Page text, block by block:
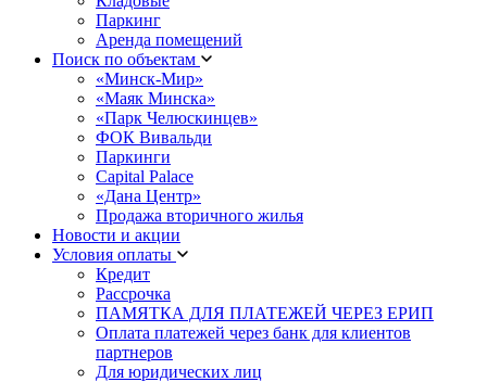
Паркинг
Аренда помещений
Поиск по объектам
«Минск-Мир»
«Маяк Минска»
«Парк Челюскинцев»
ФОК Вивальди
Паркинги
Capital Palace
«Дана Центр»
Продажа вторичного жилья
Новости и акции
Условия оплаты
Кредит
Рассрочка
ПАМЯТКА ДЛЯ ПЛАТЕЖЕЙ ЧЕРЕЗ ЕРИП
Оплата платежей через банк для клиентов
партнеров
Для юридических лиц